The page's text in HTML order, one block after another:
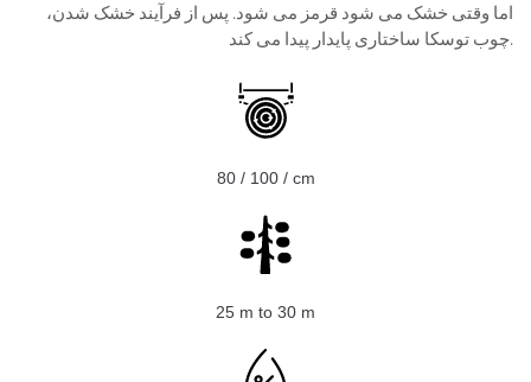
اما وقتی خشک می شود قرمز می شود. پس از فرآیند خشک شدن،
چوب توسکا ساختاری پایدار پیدا می کند.
80 / 100 / сm
25 m to 30 m